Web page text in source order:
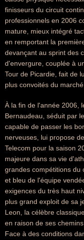
finisseurs du circuit
professionnels en 2006
mature, mieux intégré
en remportant la
devançant au sprint des
d'envergure, couplée à
Tour de Picardie, fait de
plus convoités du
À la fin de l'année 2006,
Bernaudeau, séduit par
capable de passer les
nerveuses, lui propose
Telecom pour la saison
majeure dans sa vie
grandes compétitions du
et bleu de l'équipe
exigences du très haut
plus grand exploit de sa
Leon, la célèbre
en raison de ses
Face à des conditions